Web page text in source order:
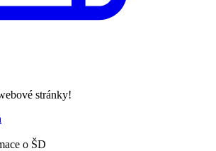
stránky!
o ŠD